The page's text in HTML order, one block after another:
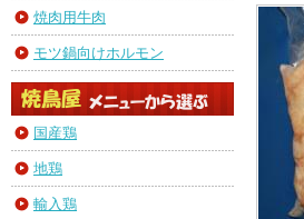
焼肉用牛肉
モツ鍋向けホルモン
国産鶏
地鶏
輸入鶏